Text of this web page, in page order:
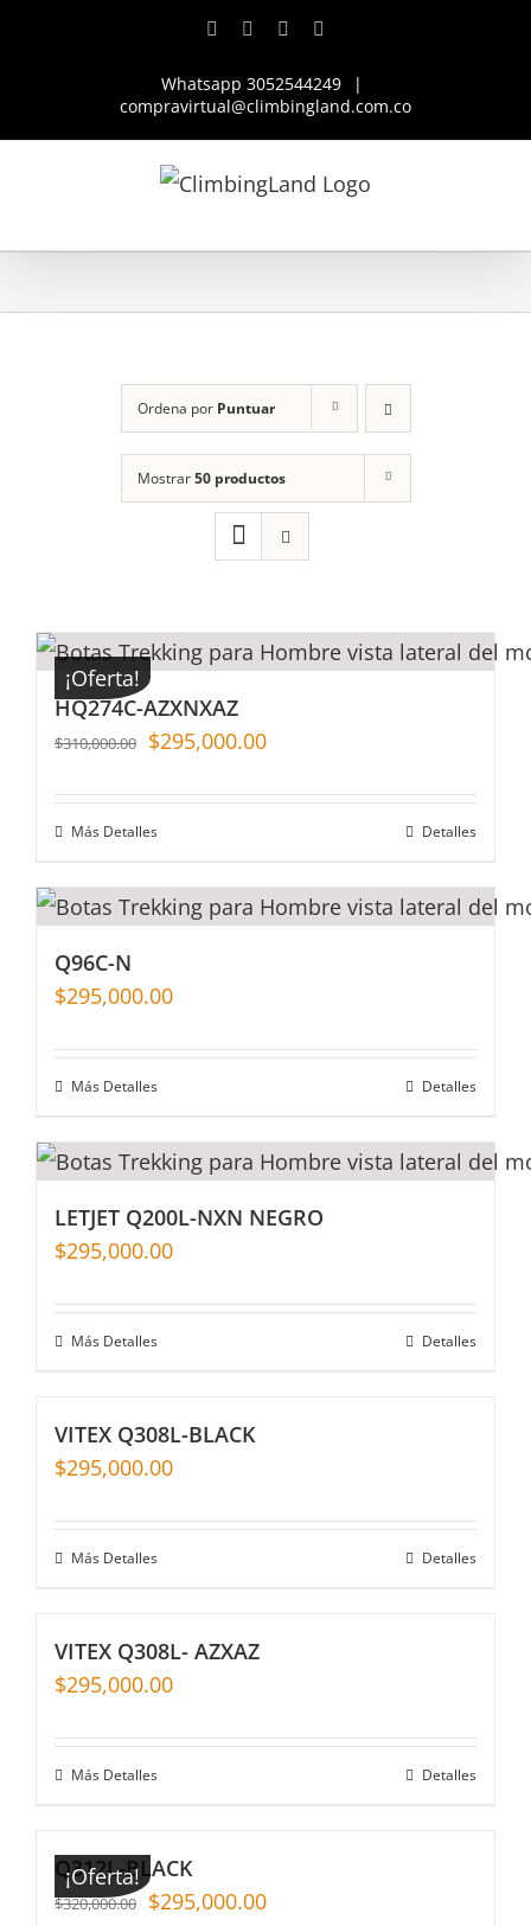
FacebookInstagramYouTube
Whatsapp 3052544249
|
compravirtual@climbingland.com.co
Ordena por Puntuar
Mostrar50 productos
¡Oferta!
HQ274C-AZXNXAZ
$310,000.00 $295,000.00
Más Detalles Detalles
Q96C-N
$295,000.00
Más Detalles Detalles
LETJET Q200L-NXN NEGRO
$295,000.00
Más Detalles Detalles
VITEX Q308L-BLACK
$295,000.00
Más Detalles Detalles
VITEX Q308L- AZXAZ
$295,000.00
Más Detalles Detalles
¡Oferta!
Q312L-BLACK
$320,000.00 $295,000.00